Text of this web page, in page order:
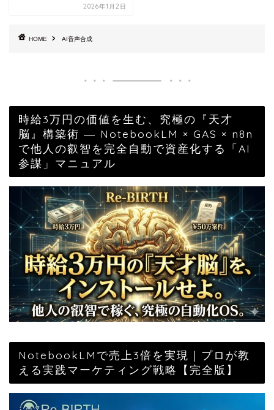
2026年1月2日
HOME AI音声合成
時給3万円の価値を生む、究極の『天才
脳』構築術 ― NotebookLM × GAS × n8n
で他人の叡智を完全自動で資産化する「AI
参謀」マニュアル
NotebookLMで売上3倍を実現｜プロが教
える実践マーケティング戦略【完全版】